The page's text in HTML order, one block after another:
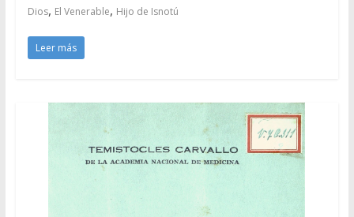
Dios, El Venerable, Hijo de Isnotú
Leer más